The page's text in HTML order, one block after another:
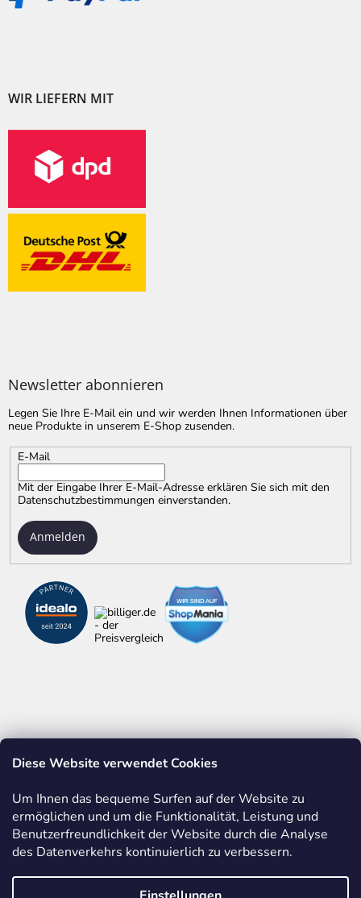
Diese Website verwendet Cookies
Um Ihnen das bequeme Surfen auf der Website zu
ermöglichen und um die Funktionalität, Leistung und
Benutzerfreundlichkeit der Website durch die Analyse
des Datenverkehrs kontinuierlich zu verbessern.
WIR LIEFERN MIT
Newsletter abonnieren
Legen Sie Ihre E-Mail ein und wir werden Ihnen Informationen über
neue Produkte in unserem E-Shop zusenden.
E-Mail
Mit der Eingabe Ihrer E-Mail-Adresse erklären Sie sich mit den
Datenschutzbestimmungen einverstanden.
Anmelden
ALLES ÜBER ZOLLSTÖCKE WERBEDRUCK AUF ARTIKELN
BASTELN MIT HOLZ EINBLICKE IN UNSERE PRODUKTION